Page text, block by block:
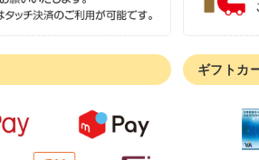
ギフトカ